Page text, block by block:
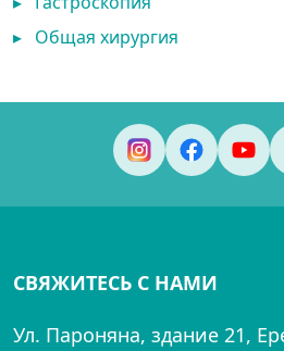
▸ Общая хирургия
СВЯЖИТЕСЬ С НАМИ
Ул. Пароняна, здание 21,